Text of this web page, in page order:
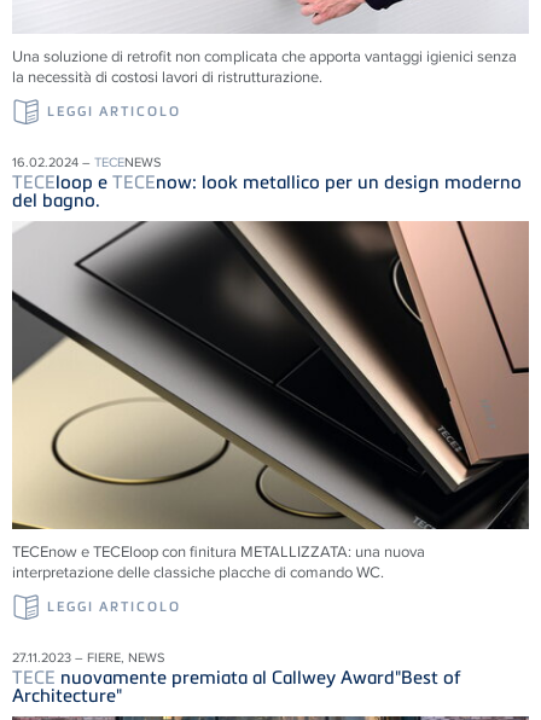
Una soluzione di retrofit non complicata che apporta vantaggi igienici senza
la necessità di costosi lavori di ristrutturazione.
LEGGI ARTICOLO
16.02.2024 – TECENEWS
TECEloop e TECEnow: look metallico per un design moderno
del bagno.
TECEnow e TECEloop con finitura METALLIZZATA: una nuova
interpretazione delle classiche placche di comando WC.
LEGGI ARTICOLO
27.11.2023 – FIERE, NEWS
TECE nuovamente premiata al Callwey Award"Best of
Architecture"